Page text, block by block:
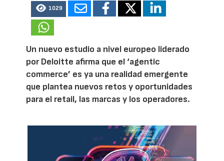
1029
Un nuevo estudio a nivel europeo liderado
por Deloitte afirma que el ‘agentic
commerce’ es ya una realidad emergente
que plantea nuevos retos y oportunidades
para el retail, las marcas y los operadores.